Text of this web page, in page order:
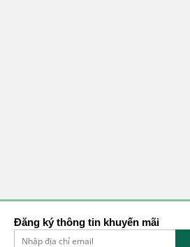
Đăng ký thông tin khuyến mãi